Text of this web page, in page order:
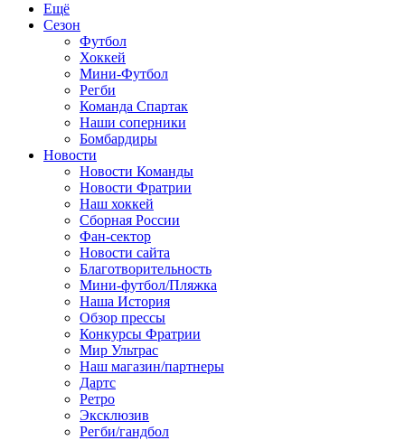
Ещё
Сезон
Футбол
Хоккей
Мини-Футбол
Регби
Команда Спартак
Наши соперники
Бомбардиры
Новости
Новости Команды
Новости Фратрии
Наш хоккей
Сборная России
Фан-cектор
Новости сайта
Благотворительность
Мини-футбол/Пляжка
Наша История
Обзор прессы
Конкурсы Фратрии
Мир Ультрас
Наш магазин/партнеры
Дартс
Ретро
Эксклюзив
Регби/гандбол